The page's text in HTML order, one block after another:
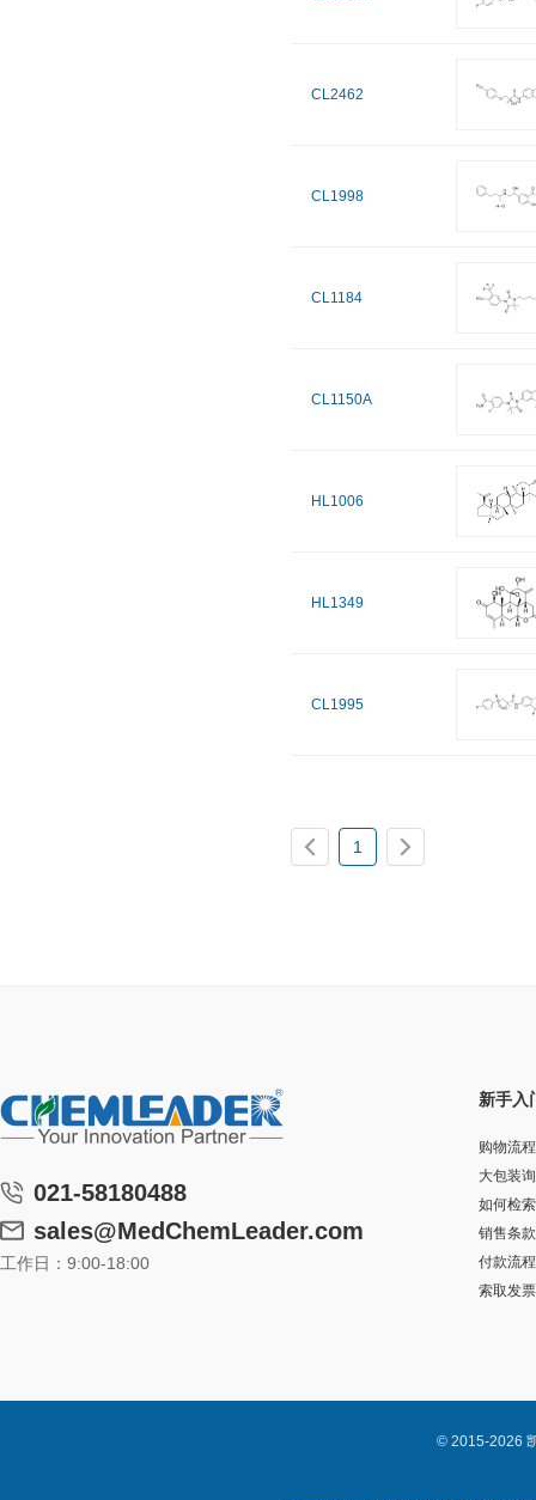
CL2462
CL1998
CL1184
CL1150A
HL1006
HL1349
CL1995
1
021-58180488
sales@MedChemLeader.com
工作日：9:00-18:00
新手入
购物流程
大包装
如何检索
销售条款
付款流程
索取发票
© 2015-2026